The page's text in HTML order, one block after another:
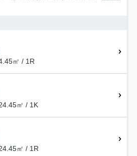
㎡ / 1R
㎡ / 1K
㎡ / 1R